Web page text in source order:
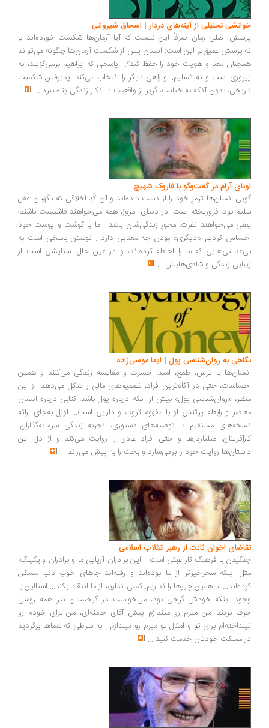
تحلیلی از آینه‌های دردار | اسحاق شیروانی
اصلی رمان صرفاً این نیست که آیا آرمان‌ها شکست خورده‌اند یا
عمیق‌تر این است: انسان پس از شکست آرمان‌ها چگونه می‌تواند
معنا و هویت خود را حفظ کند؟... پاسخی که ابراهیم برمی‌گزیند، نه
است و نه تسلیم. او راهی دیگر را انتخاب می‌کند: پذیرفتن شکست
بدون آنکه به خیانت، گریز از واقعیت یا انکار زندگی پناه ببرد...
آرام در گفت‌وگو با فاروک شهیچ‭
انسان‌ها ترمزِ خود را از دست داده‌اند و آن کُدِ اخلاقی که نگهبان عقل
بود، فروریخته است. در دنیای امروز، همه می‌خواهند فاشیست باشند؛
می‌خواهند نفرت، محورِ زندگی‌شان باشد... ما با گوشت و پوست خود
کردیم «دیگری» بودن چه معنایی دارد... نوشتن پاسخی است به
که ما را احاطه کرده‌اند، و در عین حال، ستایشی است از
زندگی و شادی‌هایش...
به روان‌شناسی پول | ایما موسی‌زاده
با ترس، طمع، امید، حسرت و مقایسه زندگی می‌کنند و همین
حتی در آگاه‌ترین افراد، تصمیم‌های مالی را شکل می‌دهد. از این
«روان‌شناسی پول» بیش از آنکه درباره پول باشد، کتابی درباره انسان
و رابطه پرتنش او با مفهوم ثروت و دارایی است... اوزل به‌جای ارائه
مستقیم یا توصیه‌های دستوری، تجربه زندگی سرمایه‌گذاران،
میلیاردرها و حتی افراد عادی را روایت می‌کند و از دل این
روایت خود را برمی‌سازد و بحث را به پیش می‌راند ...
اخوان ثالث از رهبر انقلاب اسلامی
با فرهنگ کار عبثی است... این برادران آریایی ما و برادران وایکینگ،
اینکه سحرخیزتر از ما بوده‌اند و رفته‌اند جاهای خوب دنیا مسکن
ما همین چیزها را نداریم. کسی نداریم از ما انتقاد بکند... استالین با
اینکه خودش گرجی بود، می‌خواست در گرجستان نیز همه روسی
بزنند...من میرم رو میندازم پیش آقای خامنه‌ای، من برای خودم رو
برای تو و امثال تو میرم رو میندازم... به شرطی که شماها برگردید
مملکت خودتان خدمت کنید...